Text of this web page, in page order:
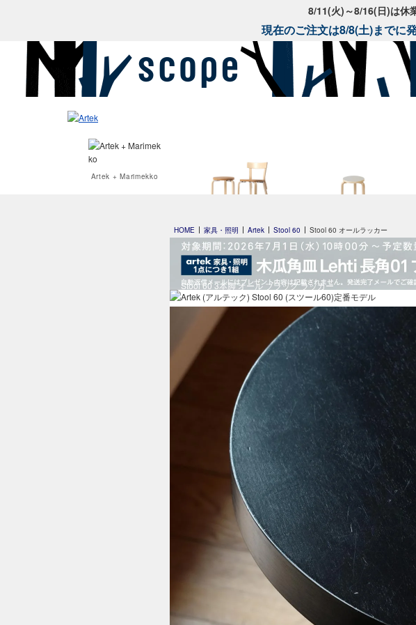
8/11(火)～8/16(日)は休
現在のご注文は8/8(土)までに
Artek + Marimekko
by scope 2023
別注リノリウム
HOME 家具・照明 Artek Stool 60 Stool 60 オールラッカー
Stool 60 3本脚 オール ブラック ラッカー